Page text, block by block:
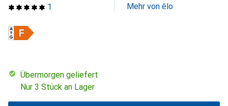
1 Mehr von ēlo
übermorgen geliefert
Nur 3 Stück an Lager